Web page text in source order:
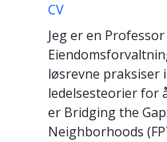
CV
Jeg er en
løsrevne praksiser
ledelsesteorier for
er Bridging the
Neighborhoods